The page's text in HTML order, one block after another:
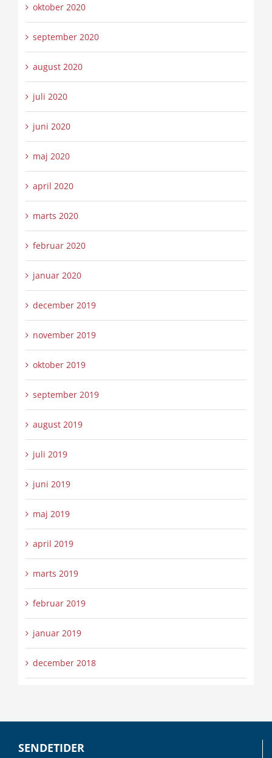
oktober 2020
september 2020
august 2020
juli 2020
juni 2020
maj 2020
april 2020
marts 2020
februar 2020
januar 2020
december 2019
november 2019
oktober 2019
september 2019
august 2019
juli 2019
juni 2019
maj 2019
april 2019
marts 2019
februar 2019
januar 2019
december 2018
SENDETIDER